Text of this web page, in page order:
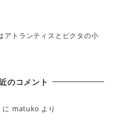
アトランティスとピクタの小
のコメント
に matuko より